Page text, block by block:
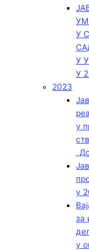
У
У
У
2023
у
у
за
у